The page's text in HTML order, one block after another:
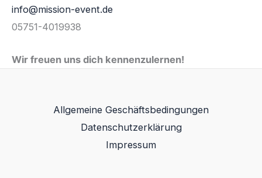
info@mission-event.de
05751-4019938
Wir freuen uns dich kennenzulernen!
Allgemeine Geschäftsbedingungen
Datenschutzerklärung
Impressum